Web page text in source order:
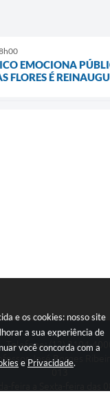
e os cookies: nosso site
a sua experiência de
você concorda com a
e Privacidade.
EMOCIONA
FLORES É
Telefone: (12) 3104-4000
José Borges
feira a Sexta-feira das